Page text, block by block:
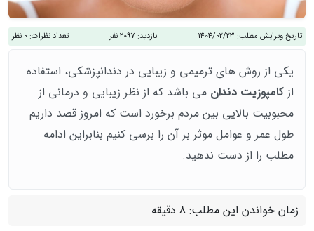
تاریخ ویرایش مطلب: 1404/02/23 بازدید: 2097 نفر تعداد نظرات: 0 نظر
یکی از روش های ترمیمی و زیبایی در دندانپزشکی، استفاده
از کامپوزیت دندان می باشد که از نظر زیبایی و درمانی از
محبوبیت بالایی بین مردم برخورد است که امروز قصد داریم
طول عمر و عوامل موثر بر آن را برسی کنیم بنابراین ادامه
مطلب را از دست ندهید.
زمان خواندن این مطلب: 8 دقیقه